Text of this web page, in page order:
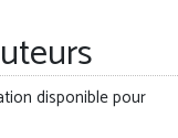
disponible pour